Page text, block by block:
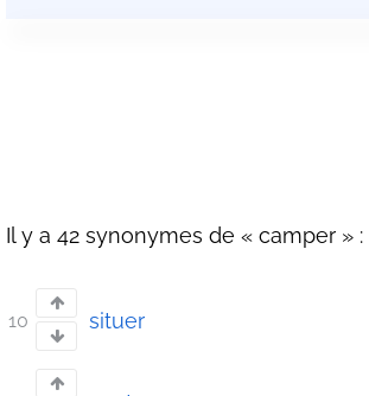
Il y a 42 synonymes de « camper » :
10 situer